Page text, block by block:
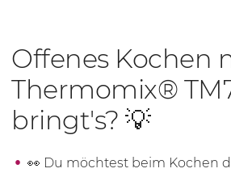
Offenes Kochen
Thermomix®
bringt's? 💡
👀 Du möchtest beim Kochen